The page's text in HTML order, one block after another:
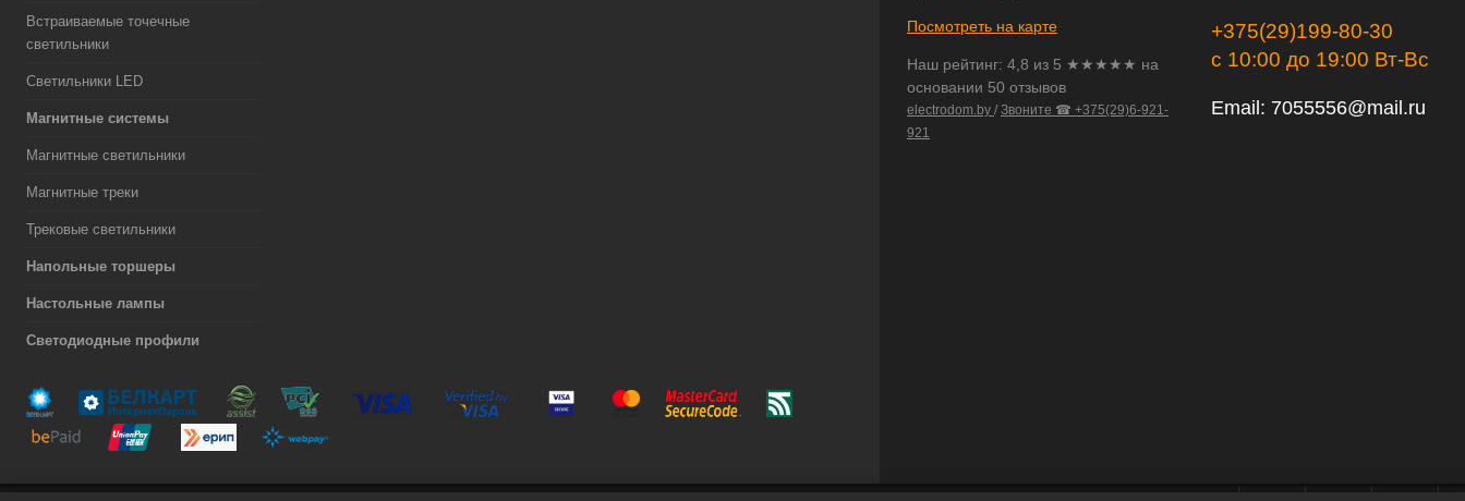
Встраиваемые точечные
светильники
Светильники LED
Магнитные системы
Магнитные светильники
Магнитные треки
Трековые светильники
Напольные торшеры
Настольные лампы
Светодиодные профили
Посмотреть на карте
Наш рейтинг: 4,8 из 5 ★★★★★ на
основании 50 отзывов
electrodom.by / Звоните ☎ +375(29)6-921-
921
+375(29)199-80-30
с 10:00 до 19:00 Вт-Вс
Email: 7055556@mail.ru